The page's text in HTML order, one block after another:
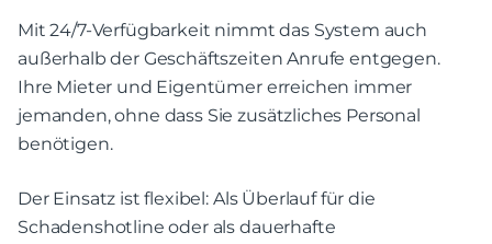
Mit 24/7-Verfügbarkeit nimmt das System auch
außerhalb der Geschäftszeiten Anrufe entgegen.
Ihre Mieter und Eigentümer erreichen immer
jemanden, ohne dass Sie zusätzliches Personal
benötigen.
Der Einsatz ist flexibel: Als Überlauf für die
Schadenshotline oder als dauerhafte